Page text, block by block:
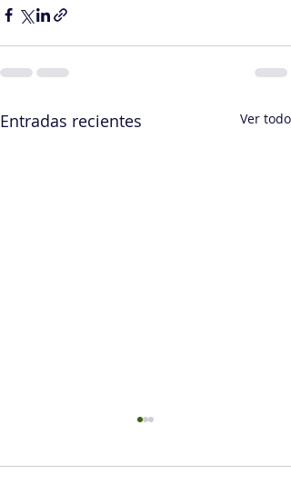
Entradas recientes Ver todo